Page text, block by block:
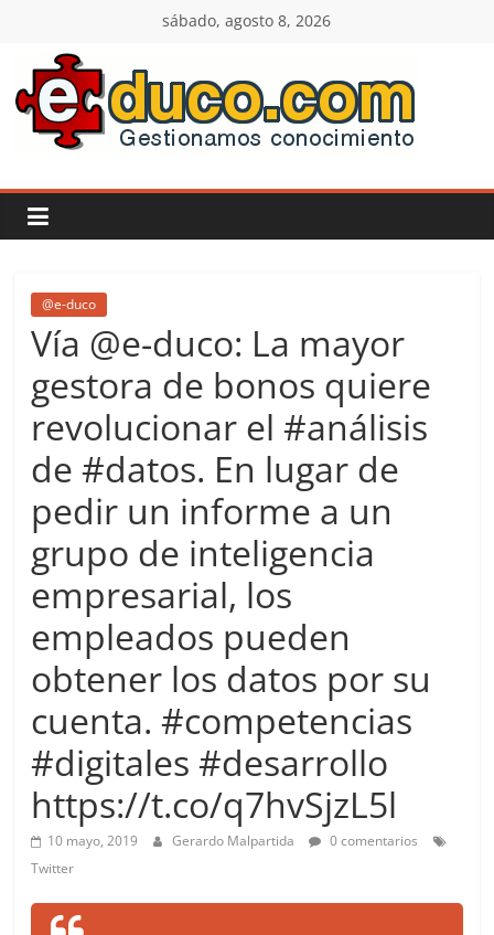
contenido
sábado, agosto 8, 2026
E-
duco:
Gestión
del
Conocimiento
Learn
more.
Do
more.
Be
more.
@e-duco
Vía @e-duco: La mayor
gestora de bonos quiere
revolucionar el #análisis
de #datos. En lugar de
pedir un informe a un
grupo de inteligencia
empresarial, los
empleados pueden
obtener los datos por su
cuenta. #competencias
#digitales #desarrollo
https://t.co/q7hvSjzL5l
10 mayo, 2019 Gerardo Malpartida
0 comentarios
Twitter